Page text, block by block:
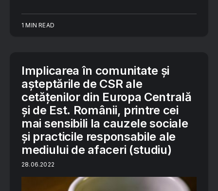
1 MIN READ
Implicarea în comunitate și
așteptările de CSR ale
cetățenilor din Europa Centrală
și de Est. Românii, printre cei
mai sensibili la cauzele sociale
și practicile responsabile ale
mediului de afaceri (studiu)
28.06.2022